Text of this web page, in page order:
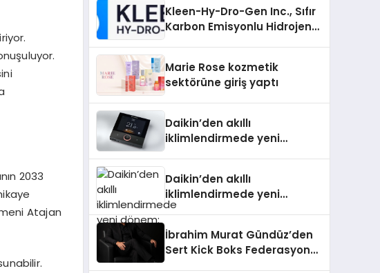
2033
Atajan
Kleen-Hy-Dro-Gen Inc., Sıfır
Karbon Emisyonlu Hidrojen
Aldı
Marie Rose kozmetik
sektörüne giriş yaptı
Daikin’den akıllı
iklimlendirmede yeni
Daikin’den akıllı
iklimlendirmede yeni
dönem: Madoka Plus
İbrahim Murat Gündüz’den
Sert Kick Boks Federasyonu